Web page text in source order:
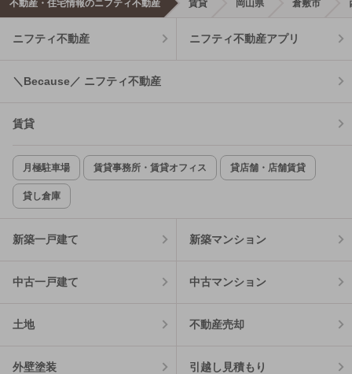
不動産・住宅情報のニフティ不動産 賃貸 岡山県 倉敷市
ニフティ不動産 ニフティ不動産アプリ
＼Because／ ニフティ不動産
賃貸
月極駐車場 賃貸事務所・賃貸オフィス 貸店舗・店舗賃貸
貸し倉庫
新築一戸建て 新築マンション
中古一戸建て 中古マンション
土地 不動産売却
外壁塗装 引越し見積もり